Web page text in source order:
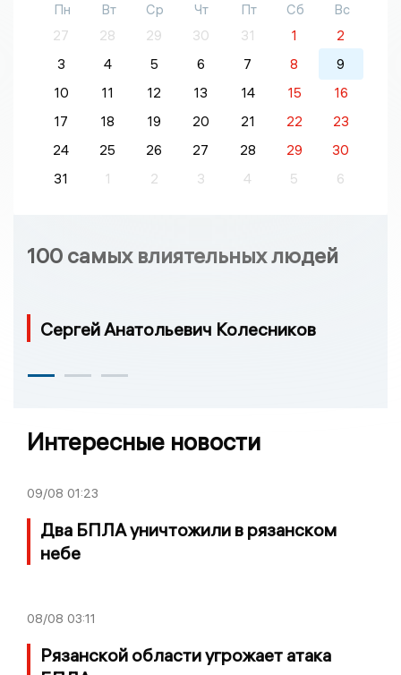
Пн Вт Ср Чт Пт Сб
Вс
27
28 29 30 31 1
2
3
4 5 6 7 8
9
10
11 12 13 14 15
16
17
18 19 20 21 22
23
24
25 26 27 28 29
30
31
1 2 3 4 5 6
100 самых влиятельных людей
Сергей Анатольевич Колесников
Интересные новости
09/08 01:23
Два БПЛА уничтожили в рязанском
небе
08/08 03:11
Рязанской области угрожает атака